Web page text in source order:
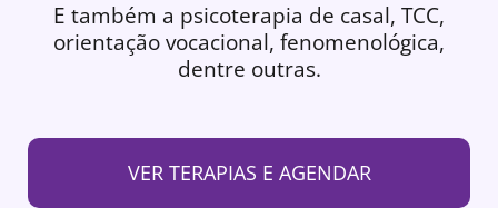
E também a psicoterapia de casal, TCC,
orientação vocacional, fenomenológica,
dentre outras.
VER TERAPIAS E AGENDAR